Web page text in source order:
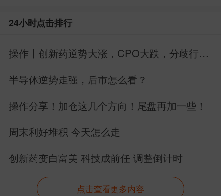
24小时点击排行
操作丨创新药逆势大涨，CPO大跌，分歧行情
半导体逆势走强，后市怎么看？
操作分享！加仓这几个方向！尾盘再加一些！
周末利好堆积 今天怎么走
创新药变白富美 科技成前任 调整倒计时
点击查看更多内容